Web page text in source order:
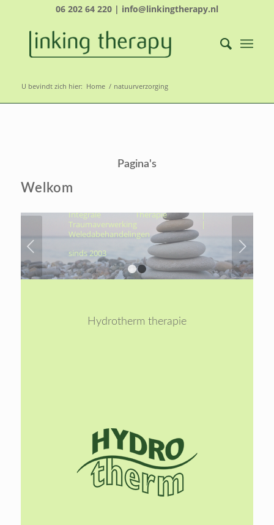
06 202 64 220 | info@linkingtherapy.nl
U bevindt zich hier: Home / natuurverzorging
Pagina's
Welkom
ÉCHT NAAR JOUW
KERN, OM VOLUIT TE
LEVEN
Integrale Therapie |
Traumaverwerking |
Weledabehandelingen
sinds 2003
Volgende
1 2
Hydrotherm therapie
Lees
meer